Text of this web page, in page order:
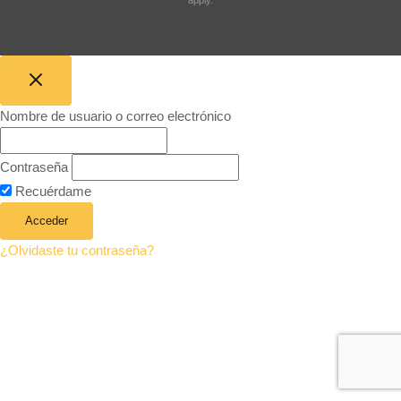
Nombre de usuario o correo electrónico
Contraseña
Recuérdame
¿Olvidaste tu contraseña?